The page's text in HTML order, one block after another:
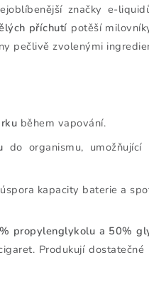
značky e-
příchutí potěší
pečlivě zvolenými
během vapování.
do organismu,
kapacity baterie a
propylenglykolu a 50%
Produkují